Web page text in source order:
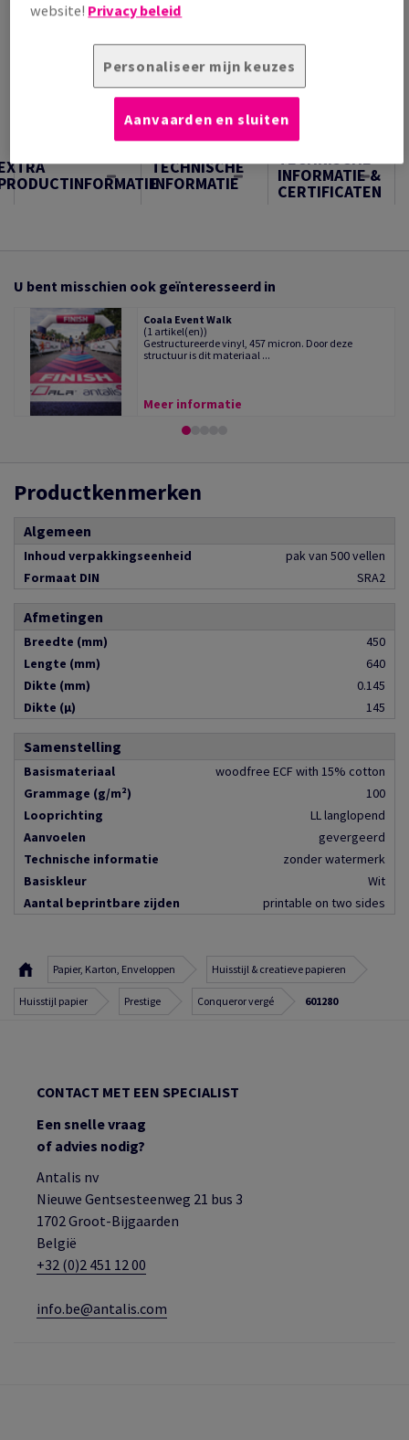
Artikel snijden
Samples
TECHNISCHE
INFORMATIE
TECHNISCHE
INFORMATIE &
CERTIFICATEN
U bent misschien ook geïnteresseerd in
Coala Event Walk
(1 artikel(en))
Gestructureerde vinyl, 457 micron. Door deze
structuur is dit materiaal ...
Meer informatie
Productkenmerken
Algemeen
Inhoud verpakkingseenheid
pak van 500 vellen
Formaat DIN
SRA2
Afmetingen
Breedte (mm)
450
Lengte (mm)
640
Dikte (mm)
0.145
Dikte (µ)
145
Samenstelling
Basismateriaal
woodfree ECF with 15% cotton
Grammage (g/m²)
100
Looprichting
LL langlopend
Aanvoelen
gevergeerd
Technische informatie
zonder watermerk
Basiskleur
Wit
Aantal beprintbare zijden
printable on two sides
Papier, Karton, Enveloppen Huisstijl & creatieve papieren
Huisstijl papier Prestige Conqueror vergé 601280
CONTACT MET EEN SPECIALIST
Een snelle vraag
of advies nodig?
Antalis nv
Nieuwe Gentsesteenweg 21 bus 3
1702 Groot-Bijgaarden
België
+32 (0)2 451 12 00
info.be@antalis.com
website! Privacy beleid
Personaliseer mijn keuzes
Aanvaarden en sluiten